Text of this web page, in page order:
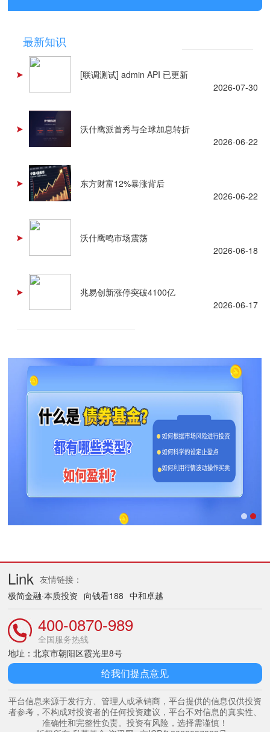
最新知识
[联调测试] admin API 已更新
2026-07-30
沃什鹰派首秀与全球加息转折
2026-06-22
东方财富12%暴涨背后
2026-06-22
沃什鹰鸣市场震荡
2026-06-18
兆易创新涨停突破4100亿
2026-06-17
Link 友情链接：
极简金融·本质投资 向钱看188 中和卓越
400-0870-989
全国服务热线
地址：北京市朝阳区霞光里8号
给我们提点意见
平台信息来源于发行方、管理人或承销商，平台提供的信息仅供投资
者参考，不构成对投资者的任何投资建议，平台不对信息的真实性、
准确性和完整性负责。投资有风险，选择需谨慎！